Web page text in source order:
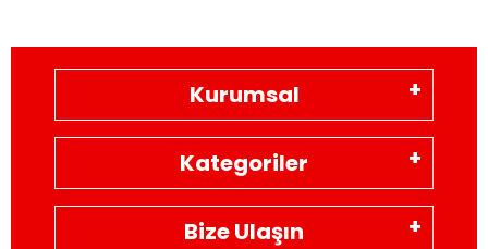
Kurumsal
Kategoriler
Bize Ulaşın